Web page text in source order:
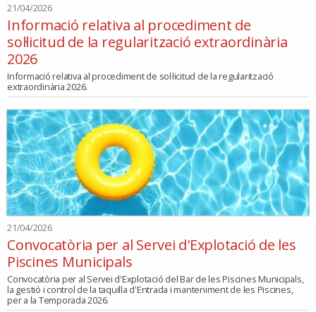
21/04/2026
Informació relativa al procediment de
sol·licitud de la regularització extraordinària
2026
Informació relativa al procediment de sol·licitud de la regularització
extraordinària 2026.
21/04/2026
Convocatòria per al Servei d'Explotació de les
Piscines Municipals
Convocatòria per al Servei d'Explotació del Bar de les Piscines Municipals,
la gestió i control de la taquilla d'Entrada i manteniment de les Piscines,
per a la Temporada 2026.